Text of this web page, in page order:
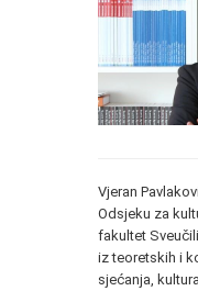
Vjeran
Odsjeku za
fakultet
iz teoretskih i
sjećanja,